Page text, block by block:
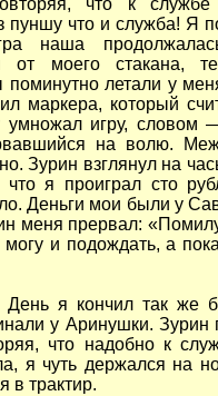
что к
пуншу что и служба! Я
наша
от моего стакана,
летали у
маркера, который
умножал игру, словом
на волю.
Зурин взглянул на
я проиграл сто
Деньги мои были у
меня прервал:
могу и подождать, а
День я кончил так же
у Аринушки. Зурин
что надобно к
я чуть держался на
в трактир.